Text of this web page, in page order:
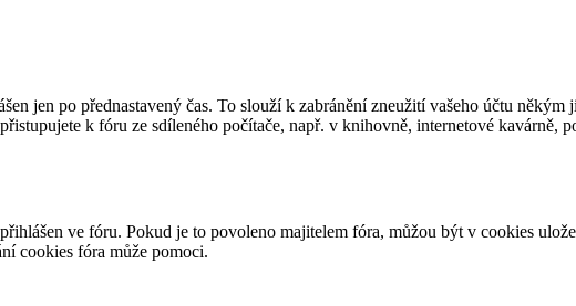
jen po přednastavený čas. To slouží k zabránění zneužití vašeho účtu
k fóru ze sdíleného počítače, např. v knihovně, internetové kavárně,
ve fóru. Pokud je to povoleno majitelem fóra, můžou být v cookies
cookies fóra může pomoci.